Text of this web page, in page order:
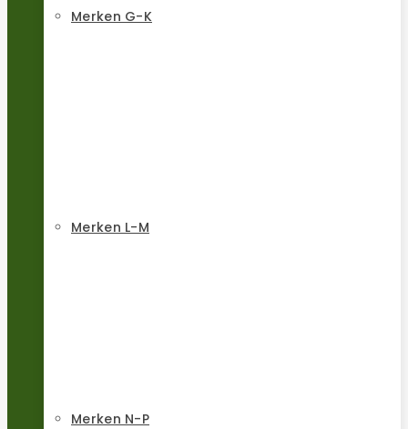
Merken G-K
Merken L-M
Merken N-P